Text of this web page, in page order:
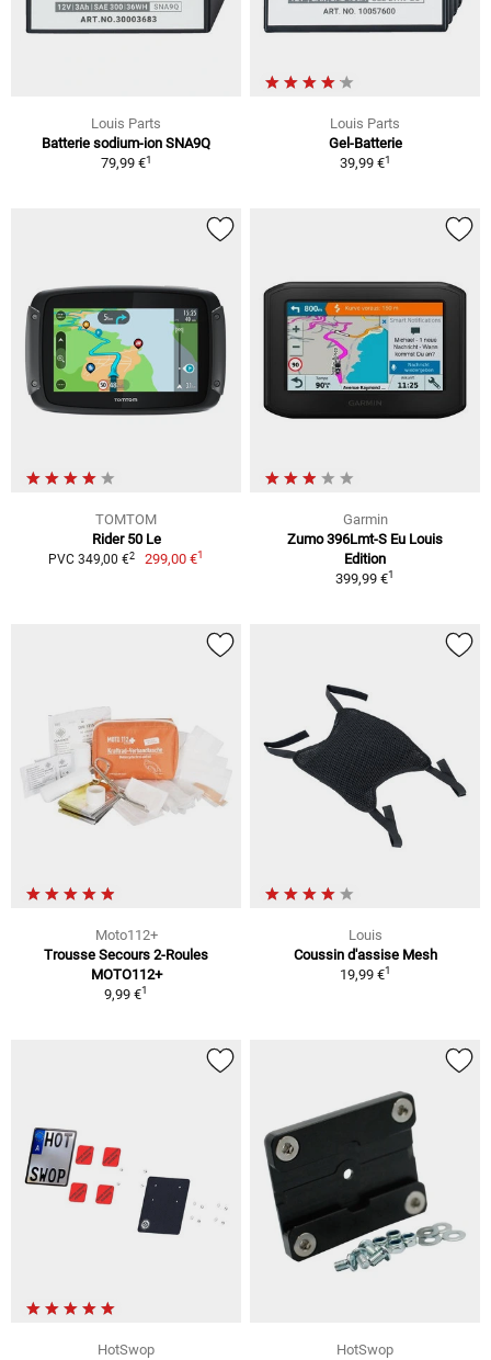
Louis Parts
Batterie sodium-ion SNA9Q
79,99 €1
Louis Parts
Gel-Batterie
39,99 €1
TOMTOM
Rider 50 Le
PVC 349,00 €2 299,00 €1
Garmin
Zumo 396Lmt-S Eu Louis
Edition
399,99 €1
Moto112+
Trousse Secours 2-Roules
MOTO112+
9,99 €1
Louis
Coussin d'assise Mesh
19,99 €1
HotSwop
HotSwop